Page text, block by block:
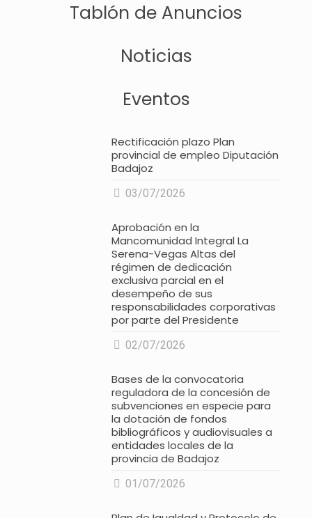
Tablón de Anuncios
Noticias
Eventos
Rectificación plazo Plan
provincial de empleo Diputación
Badajoz
03/07/2026
Aprobación en la
Mancomunidad Integral La
Serena-Vegas Altas del
régimen de dedicación
exclusiva parcial en el
desempeño de sus
responsabilidades corporativas
por parte del Presidente
02/07/2026
Bases de la convocatoria
reguladora de la concesión de
subvenciones en especie para
la dotación de fondos
bibliográficos y audiovisuales a
entidades locales de la
provincia de Badajoz
01/07/2026